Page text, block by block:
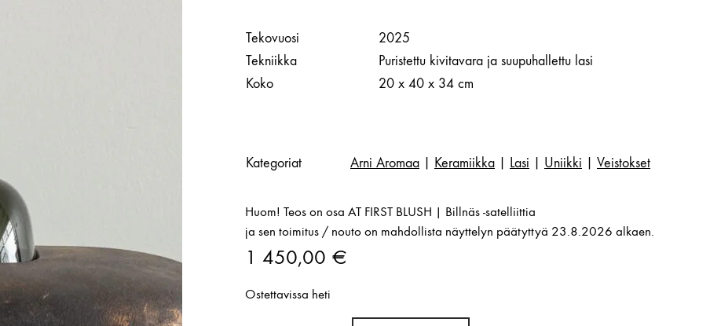
Tekovuosi
2025
Tekniikka
Puristettu kivitavara ja suupuhallettu lasi
Koko
20 x 40 x 34 cm
Kategoriat Arni Aromaa Keramiikka Lasi Uniikki Veistokset
Huom! Teos on osa AT FIRST BLUSH | Billnäs -satelliittia
ja sen toimitus / nouto on mahdollista näyttelyn päätyttyä 23.8.2026 alkaen.
1 450,00 €
Ostettavissa heti